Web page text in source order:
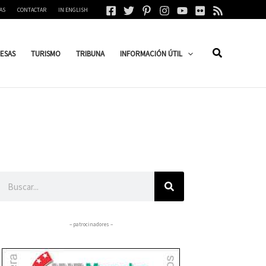
CONTACTAR IN ENGLISH
TURISMO TRIBUNA INFORMACIÓN ÚTIL
– patrocinadores –